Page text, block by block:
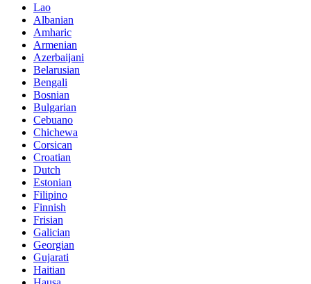
Lao
Albanian
Amharic
Armenian
Azerbaijani
Belarusian
Bengali
Bosnian
Bulgarian
Cebuano
Chichewa
Corsican
Croatian
Dutch
Estonian
Filipino
Finnish
Frisian
Galician
Georgian
Gujarati
Haitian